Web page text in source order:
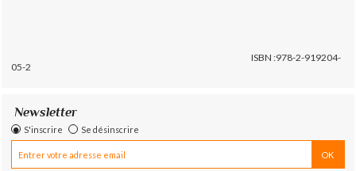
ISBN :978-2-919204-
05-2
Newsletter
S'inscrire Se désinscrire